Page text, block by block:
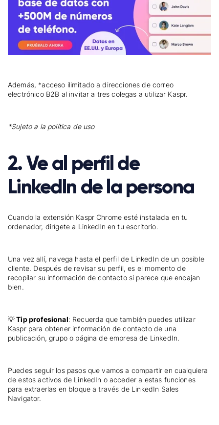
Además, *acceso ilimitado a direcciones de correo
electrónico B2B al invitar a tres colegas a utilizar Kaspr.
*Sujeto a la política de uso
2. Ve al perfil de
LinkedIn de la persona
Cuando la extensión Kaspr Chrome esté instalada en tu
ordenador, dirígete a LinkedIn en tu escritorio.
Una vez allí, navega hasta el perfil de LinkedIn de un posible
cliente. Después de revisar su perfil, es el momento de
recopilar su información de contacto si parece que encajan
bien.
💡Tip profesional: Recuerda que también puedes utilizar
Kaspr para obtener información de contacto de una
publicación, grupo o página de empresa de LinkedIn.
Puedes seguir los pasos que vamos a compartir en cualquiera
de estos activos de LinkedIn o acceder a estas funciones
para extraerlas en bloque a través de LinkedIn Sales
Navigator.